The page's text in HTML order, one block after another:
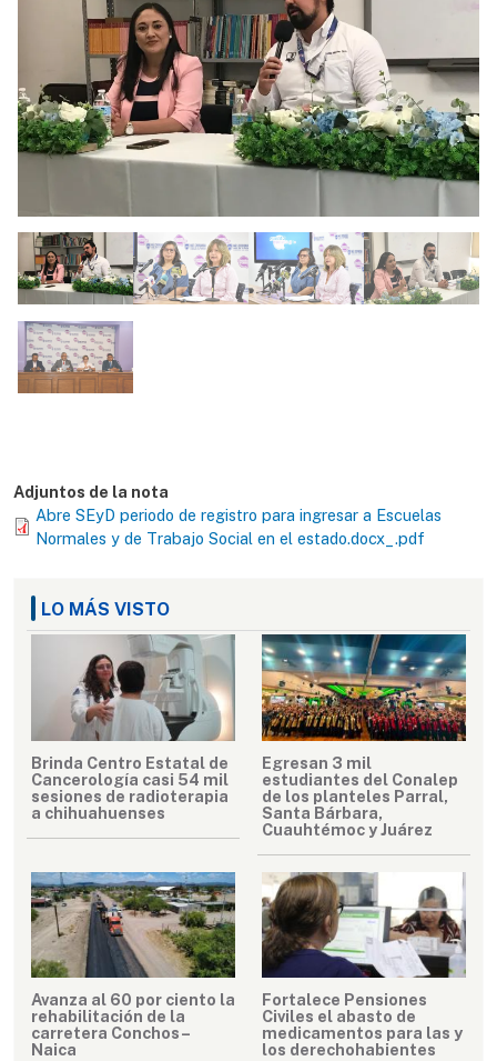
Adjuntos de la nota
Abre SEyD periodo de registro para ingresar a Escuelas
Normales y de Trabajo Social en el estado.docx_.pdf
LO MÁS VISTO
Brinda Centro Estatal de
Cancerología casi 54 mil
sesiones de radioterapia
a chihuahuenses
Egresan 3 mil
estudiantes del Conalep
de los planteles Parral,
Santa Bárbara,
Cuauhtémoc y Juárez
Avanza al 60 por ciento la
rehabilitación de la
carretera Conchos–
Naica
Fortalece Pensiones
Civiles el abasto de
medicamentos para las y
los derechohabientes